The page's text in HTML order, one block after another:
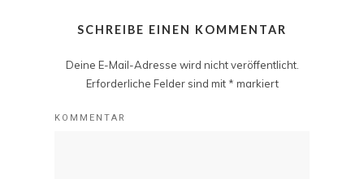
SCHREIBE EINEN KOMMENTAR
Deine E-Mail-Adresse wird nicht veröffentlicht.
Erforderliche Felder sind mit * markiert
KOMMENTAR